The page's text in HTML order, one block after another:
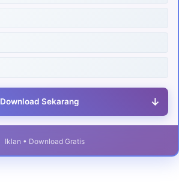
Download Sekarang ↓
Iklan • Download Gratis